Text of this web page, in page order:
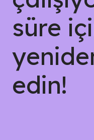
süre
edin!